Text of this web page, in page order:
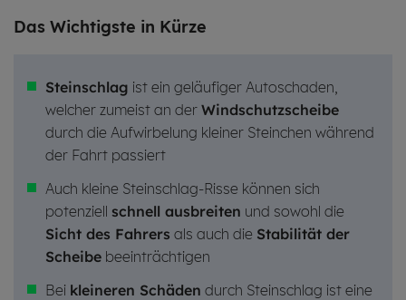
Das Wich­tigs­te in Kürze
Steinschlag ist ein geläufiger Autoschaden,
welcher zumeist an der Windschutzscheibe
durch die Aufwirbelung kleiner Steinchen während
der Fahrt passiert
Auch kleine Steinschlag-Risse können sich
potenziell schnell ausbreiten und sowohl die
Sicht des Fahrers als auch die Stabilität der
Scheibe beeinträchtigen
Bei kleineren Schäden durch Steinschlag ist eine